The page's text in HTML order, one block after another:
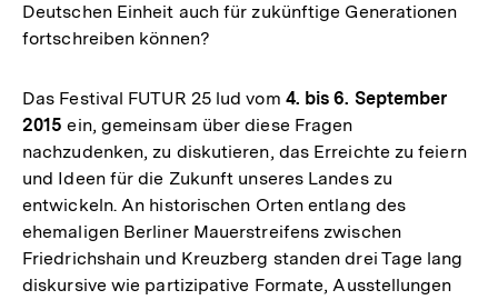
Deutschen Einheit auch für zukünftige Generationen
fortschreiben können?
Das Festival FUTUR 25 lud vom 4. bis 6. September
2015 ein, gemeinsam über diese Fragen
nachzudenken, zu diskutieren, das Erreichte zu feiern
und Ideen für die Zukunft unseres Landes zu
entwickeln. An historischen Orten entlang des
ehemaligen Berliner Mauerstreifens zwischen
Friedrichshain und Kreuzberg standen drei Tage lang
diskursive wie partizipative Formate, Ausstellungen